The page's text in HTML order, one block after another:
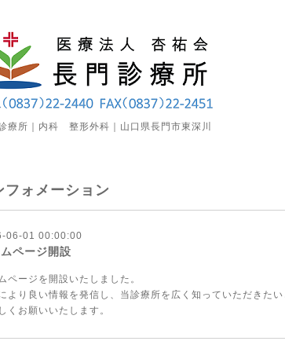
療所｜内科 整形外科｜山口県長門市東深川
フォメーション
06-01 00:00:00
ページ開設
ページを開設いたしました。
より良い情報を発信し、当診療所を広く知っていただきたい
くお願いいたします。